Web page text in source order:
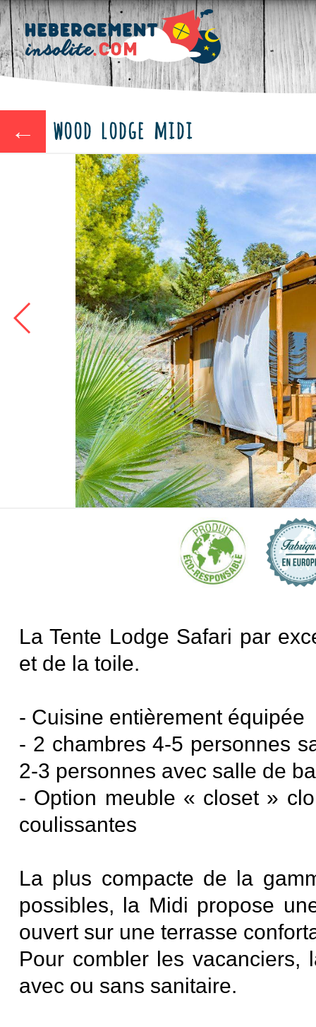
← wood lodge midi
La Tente Lodge Safari par
et de la toile.
- Cuisine entièrement équipée
- 2 chambres 4-5 personnes
2-3 personnes avec salle de
- Option meuble « closet »
coulissantes
La plus compacte de la
possibles, la Midi propose
ouvert sur une terrasse
Pour combler les
avec ou sans sanitaire.